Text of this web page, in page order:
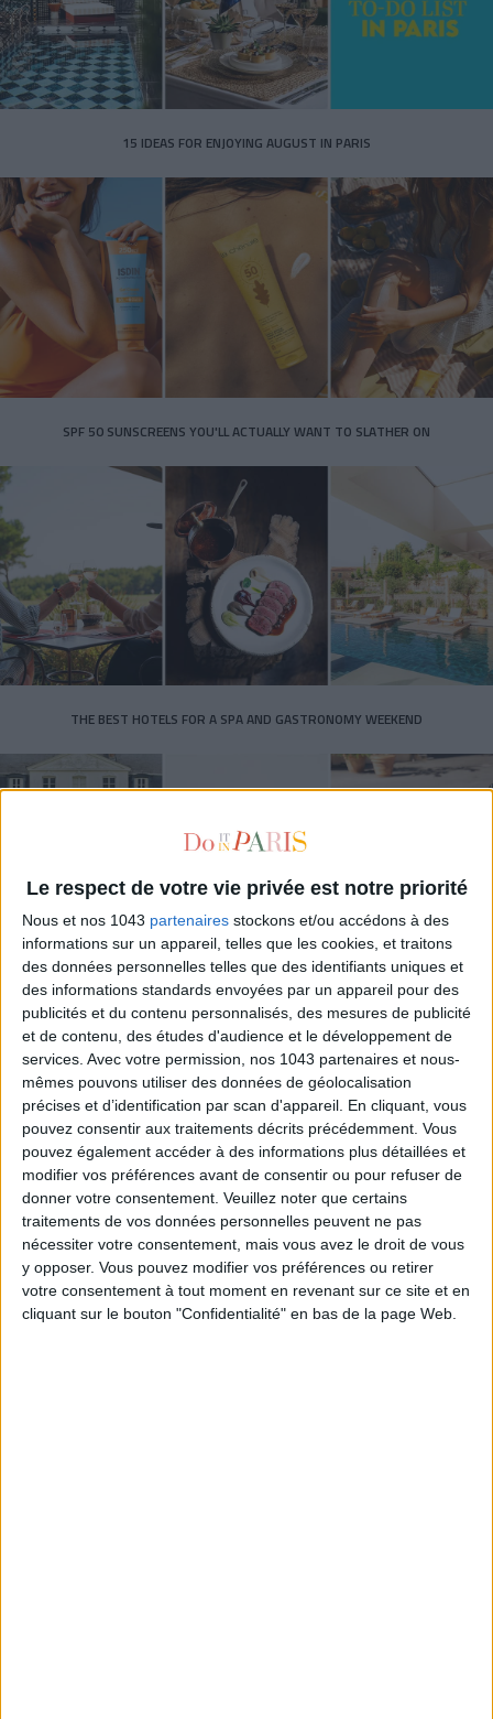
Le respect de votre vie privée est notre priorité
Nous et nos 1043 partenaires stockons et/ou accédons à des
informations sur un appareil, telles que les cookies, et traitons
des données personnelles telles que des identifiants uniques et
des informations standards envoyées par un appareil pour des
publicités et du contenu personnalisés, des mesures de publicité
et de contenu, des études d'audience et le développement de
services. Avec votre permission, nos 1043 partenaires et nous-
mêmes pouvons utiliser des données de géolocalisation
précises et d’identification par scan d'appareil. En cliquant, vous
pouvez consentir aux traitements décrits précédemment. Vous
pouvez également accéder à des informations plus détaillées et
modifier vos préférences avant de consentir ou pour refuser de
donner votre consentement. Veuillez noter que certains
traitements de vos données personnelles peuvent ne pas
nécessiter votre consentement, mais vous avez le droit de vous
y opposer. Vous pouvez modifier vos préférences ou retirer
votre consentement à tout moment en revenant sur ce site et en
cliquant sur le bouton "Confidentialité" en bas de la page Web.
15 IDEAS FOR ENJOYING AUGUST IN PARIS
SPF 50 SUNSCREENS YOU'LL ACTUALLY WANT TO SLATHER ON
THE BEST HOTELS FOR A SPA AND GASTRONOMY WEEKEND
THE MOST STYLISH LUGGAGE FOR TRAVELING IN STYLE
ÉLYSÉE - ÉTOILE: CHIC ADDRESSES TO REMEMBER